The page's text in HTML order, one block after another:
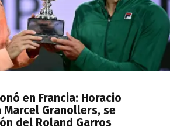
en Francia: Horacio
Granollers, se
del Roland Garros